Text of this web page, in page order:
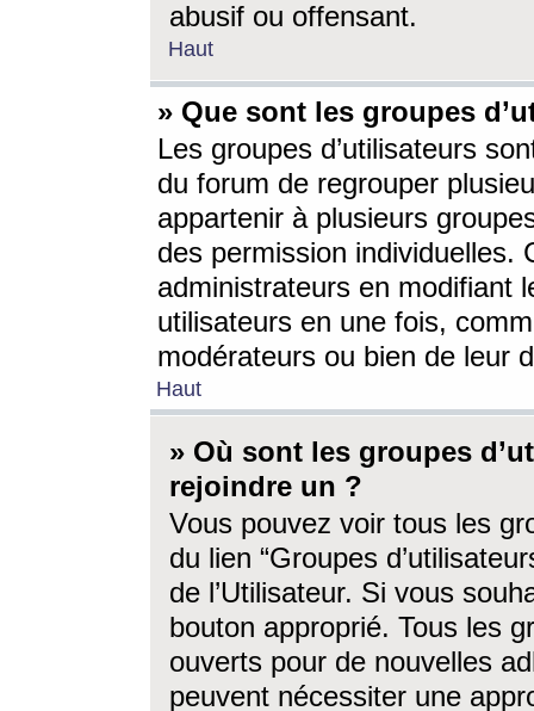
abusif ou offensant.
Haut
» Que sont les groupes
Les groupes d’utilisateurs
du forum de regrouper
appartenir à plusieurs
des permission individuelles.
administrateurs en modifiant
utilisateurs en une fois,
modérateurs ou bien de leur
Haut
» Où sont les groupes
rejoindre un ?
Vous pouvez voir tous les
du lien “Groupes
de l’Utilisateur. Si vous
bouton approprié. Tous les
ouverts pour de nouvelles
peuvent nécessiter une